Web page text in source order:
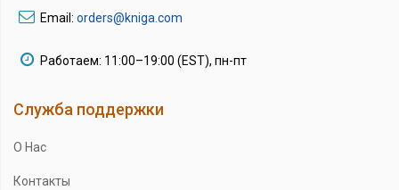
Email: orders@kniga.com
Работаем: 11:00–19:00 (EST), пн-пт
Служба поддержки
О Нас
Контакты